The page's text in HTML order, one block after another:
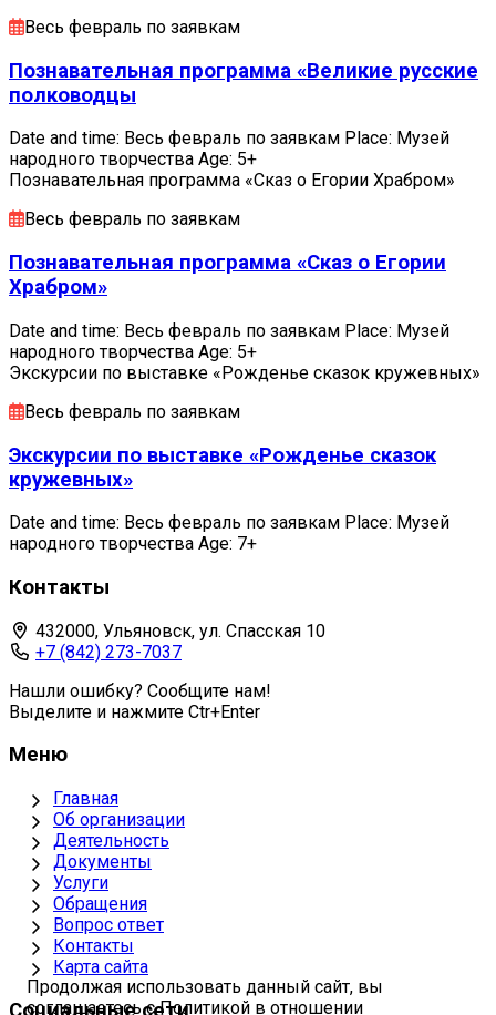
Весь февраль по заявкам
Познавательная программа «Великие русские
полководцы
Date and time: Весь февраль по заявкам Place: Музей
народного творчества Age: 5+
Познавательная программа «Сказ о Егории Храбром»
Весь февраль по заявкам
Познавательная программа «Сказ о Егории
Храбром»
Date and time: Весь февраль по заявкам Place: Музей
народного творчества Age: 5+
Экскурсии по выставке «Рожденье сказок кружевных»
Весь февраль по заявкам
Экскурсии по выставке «Рожденье сказок
кружевных»
Date and time: Весь февраль по заявкам Place: Музей
народного творчества Age: 7+
Контакты
432000, Ульяновск, ул. Спасская 10
+7 (842) 273-7037
Нашли ошибку? Сообщите нам!
Выделите и нажмите Ctr+Enter
Меню
Главная
Об организации
Деятельность
Документы
Услуги
Обращения
Вопрос ответ
Контакты
Карта сайта
Продолжая использовать данный сайт, вы
соглашаетесь с Политикой в отношении